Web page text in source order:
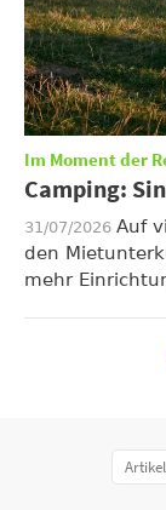
Im Moment der
Camping:
31/07/2026 Auf
den
mehr